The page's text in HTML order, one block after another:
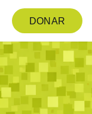
DONAR